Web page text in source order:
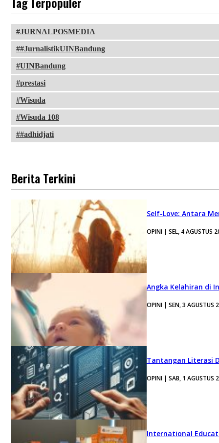
JURNALPOSMEDIA
#JurnalistikUINBandung
UINBandung
prestasi
Wisuda
Wisuda 108
#adhidjati
Berita Terkini
Self-Love: Antara
OPINI | SEL, 4 AGUSTUS
Angka Kelahiran di
OPINI | SEN, 3 AGUSTUS
Tantangan Literasi
OPINI | SAB, 1 AGUSTUS
International